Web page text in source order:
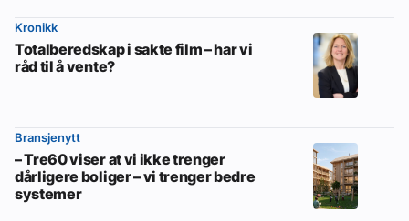
Kronikk
Totalberedskap i sakte film – har vi
råd til å vente?
Bransjenytt
– Tre60 viser at vi ikke trenger
dårligere boliger – vi trenger bedre
systemer